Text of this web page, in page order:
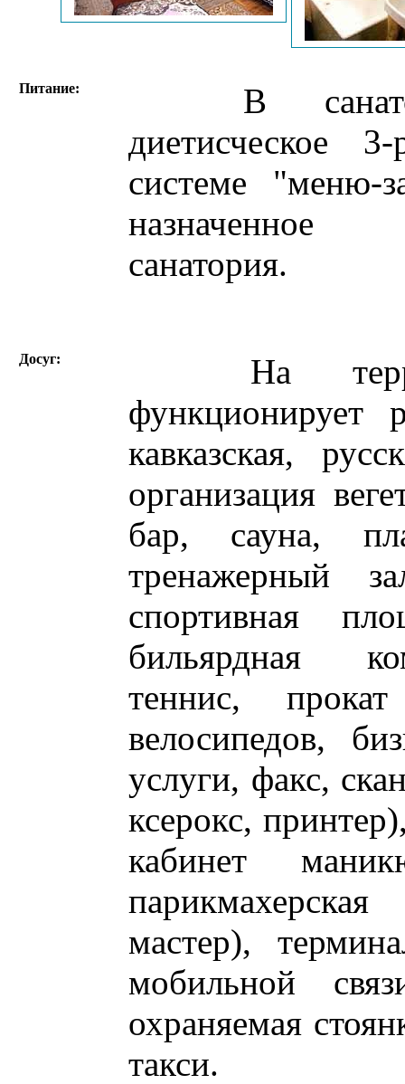
Питание:
В
диетисческое
системе "меню-
санатория.
Досуг:
На
функционирует
кавказская,
организация
бар, сауна,
тренажерный
спортивная
бильярдная
теннис,
велосипедов,
услуги, факс,
ксерокс,
кабинет
мастер),
мобильной
охраняемая
такси.